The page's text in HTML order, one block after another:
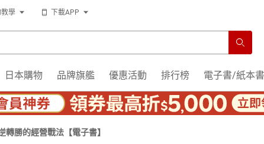
教學 下載APP
日本購物 品牌旗艦 優惠活動 排行榜 電子書/紙本書
轉勝的經營戰法【電子書】